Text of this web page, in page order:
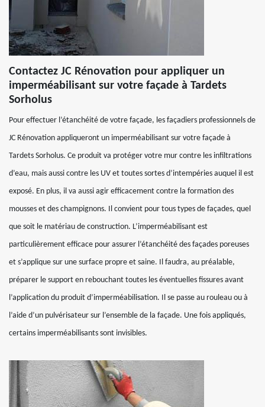
Contactez JC Rénovation pour appliquer un
imperméabilisant sur votre façade à Tardets
Sorholus
Pour effectuer l’étanchéité de votre façade, les façadiers professionnels de
JC Rénovation appliqueront un imperméabilisant sur votre façade à
Tardets Sorholus. Ce produit va protéger votre mur contre les infiltrations
d’eau, mais aussi contre les UV et toutes sortes d’intempéries auquel il est
exposé. En plus, il va aussi agir efficacement contre la formation des
mousses et des champignons. Il convient pour tous types de façades, quel
que soit le matériau de construction. L’imperméabilisant est
particulièrement efficace pour assurer l’étanchéité des façades poreuses
et s’applique sur une surface propre et saine. Il faudra, au préalable,
préparer le support en rebouchant toutes les éventuelles fissures avant
l’application du produit d’imperméabilisation. Il se passe au rouleau ou à
l’aide d’un pulvérisateur sur l’ensemble de la façade. Une fois appliqués,
certains imperméabilisants sont invisibles.